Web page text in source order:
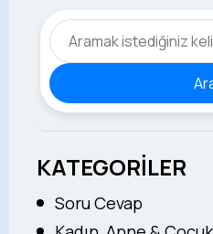
KATEGORİLER
Soru Cevap